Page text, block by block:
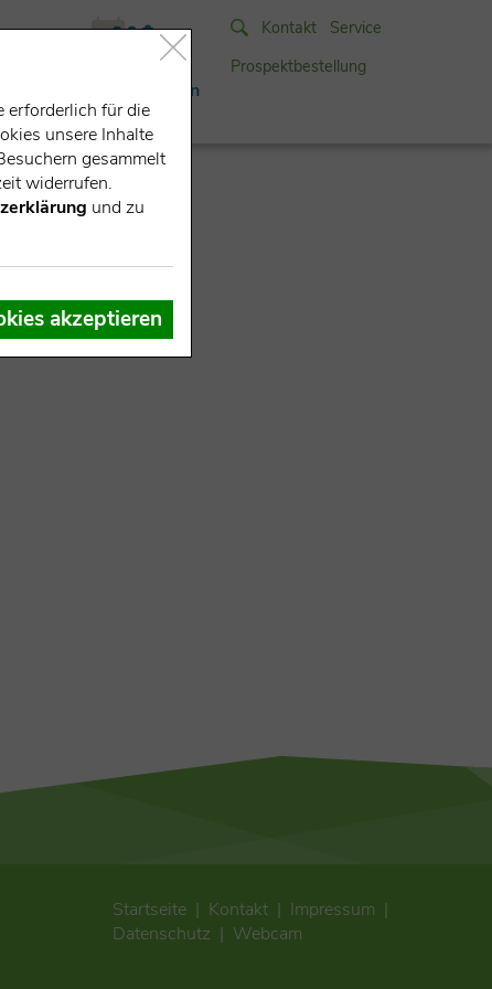
suchen & buchen
Kontakt
Service
Prospektbestellung
Startseite Kontakt
Impressum
Datenschutz
Webcam
erforderlich für die
unsere Inhalte
gesammelt
widerrufen.
und zu
akzeptieren